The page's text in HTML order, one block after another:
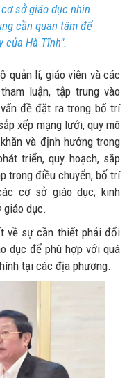
sở giáo dục nhìn
cần quan tâm để
của Hà Tĩnh".
quản lí, giáo viên và các
luận, tập trung vào
đề đặt ra trong bố trí
xếp mạng lưới, quy mô
và định hướng trong
triển, quy hoạch, sắp
trong điều chuyển, bố trí
cơ sở giáo dục; kinh
giáo dục.
về sự cần thiết phải đổi
dục để phù hợp với quá
tại các địa phương.